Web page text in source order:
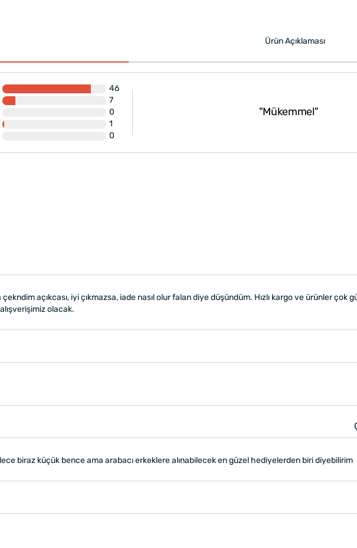
Ürün Açıklaması
46
7
0
1
0
çok beğendi sadece
erkeklere alınabilecek
"Mükemmel"
çekndim açıkcası, iyi çıkmazsa, iade nasıl olur falan diye düşündüm. Hızlı kargo ve ürünler çok
olacak.
biraz küçük bence ama arabacı erkeklere alınabilecek en güzel hediyelerden biri diyebilirim